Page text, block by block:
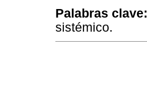
Palabras clave:
sistémico.